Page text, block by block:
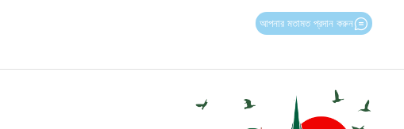
আপনার মতামত প্রদান করুন